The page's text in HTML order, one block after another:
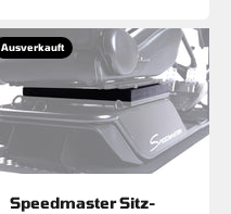
Ausverkauft
Speedmaster Sitz-